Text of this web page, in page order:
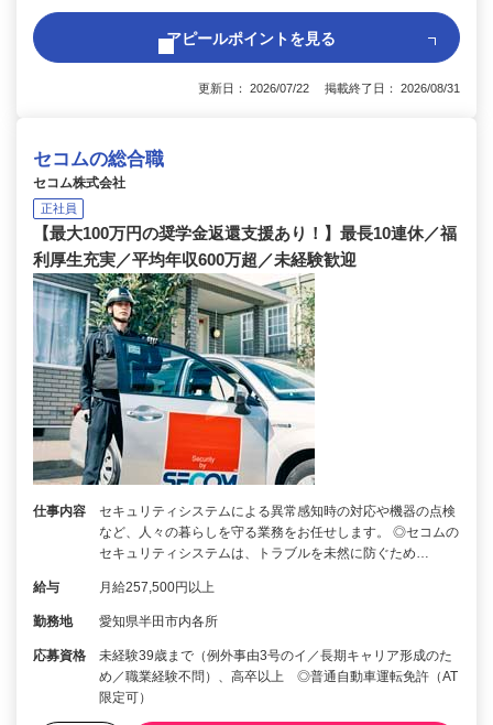
アピールポイントを見る
更新日： 2026/07/22 掲載終了日： 2026/08/31
セコムの総合職
セコム株式会社
正社員
【最大100万円の奨学金返還支援あり！】最長10連休／福
利厚生充実／平均年収600万超／未経験歓迎
仕事内容
セキュリティシステムによる異常感知時の対応や機器の点検
など、人々の暮らしを守る業務をお任せします。 ◎セコムの
セキュリティシステムは、トラブルを未然に防ぐため…
給与 月給257,500円以上
勤務地 愛知県半田市内各所
応募資格
未経験39歳まで（例外事由3号のイ／長期キャリア形成のた
め／職業経験不問）、高卒以上 ◎普通自動車運転免許（AT
限定可）